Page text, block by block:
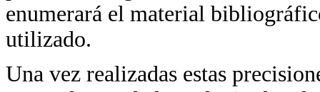
enumerará el material
utilizado.
Una vez realizadas estas